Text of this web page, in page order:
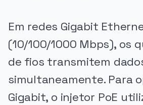
Em redes Gigabit
(10/100/1000 Mbps), os
de fios transmitem
simultaneamente. Para
Gigabit, o injetor PoE